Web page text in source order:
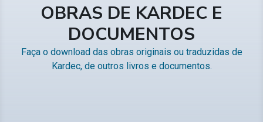
OBRAS DE KARDEC E
DOCUMENTOS
Faça o download das obras originais ou traduzidas de
Kardec, de outros livros e documentos.